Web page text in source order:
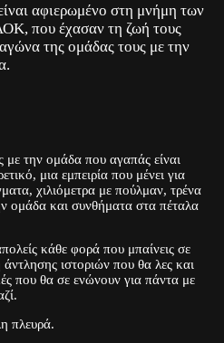
αφιερωμένο στη μνήμη των
που έχασαν τη ζωή τους
της ομάδας τους με την
με την ομάδα που αγαπάς είναι
μια εμπειρία που μένει για
χιλιόμετρα με πούλμαν, τρένα
ομάδα και συνθήματα στα πέταλα
κάθε φορά που μπαίνεις σε
ιστοριών που θα λες και
που θα σε ενώνουν για πάντα με
πλευρά.